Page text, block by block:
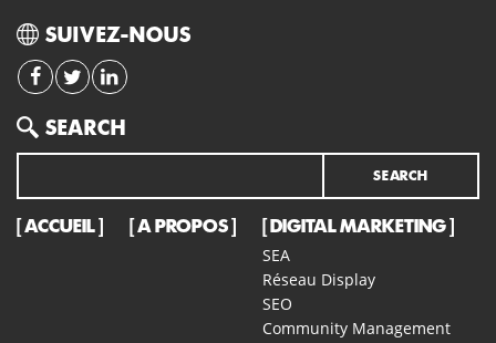
SUIVEZ-NOUS
SEARCH
Search
ACCUEIL A PROPOS DIGITAL MARKETING
SEA
Réseau Display
SEO
Community Management